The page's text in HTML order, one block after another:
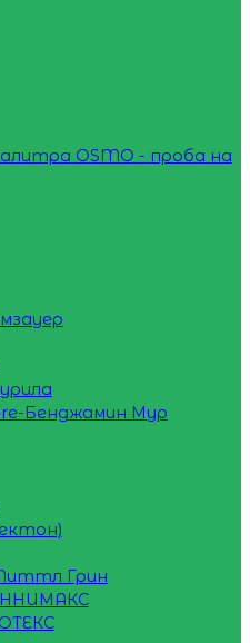
OSMO - проба на
Бенджамин Мур
Грин